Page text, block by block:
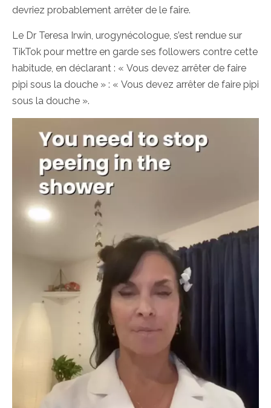
devriez probablement arrêter de le faire.
Le Dr Teresa Irwin, urogynécologue, s’est rendue sur
TikTok pour mettre en garde ses followers contre cette
habitude, en déclarant : « Vous devez arrêter de faire
pipi sous la douche » : « Vous devez arrêter de faire pipi
sous la douche ».